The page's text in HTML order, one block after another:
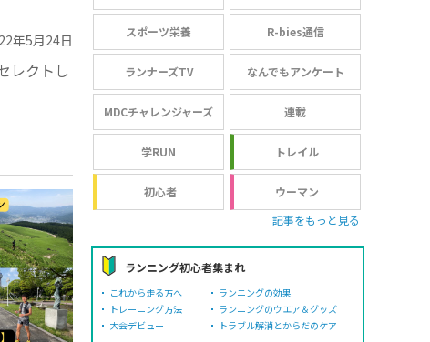
年5月24日
レクトし
スポーツ栄養 R-bies通信
ランナーズTV なんでもアンケート
MDCチャレンジャーズ 連載
学RUN トレイル
初心者
ウーマン
記事をもっと見る
ランニング初心者集まれ
これから走る方へ
ランニングの効果
トレーニング方法
ランニングのウエア＆グッズ
大会デビュー
トラブル解消とからだのケア